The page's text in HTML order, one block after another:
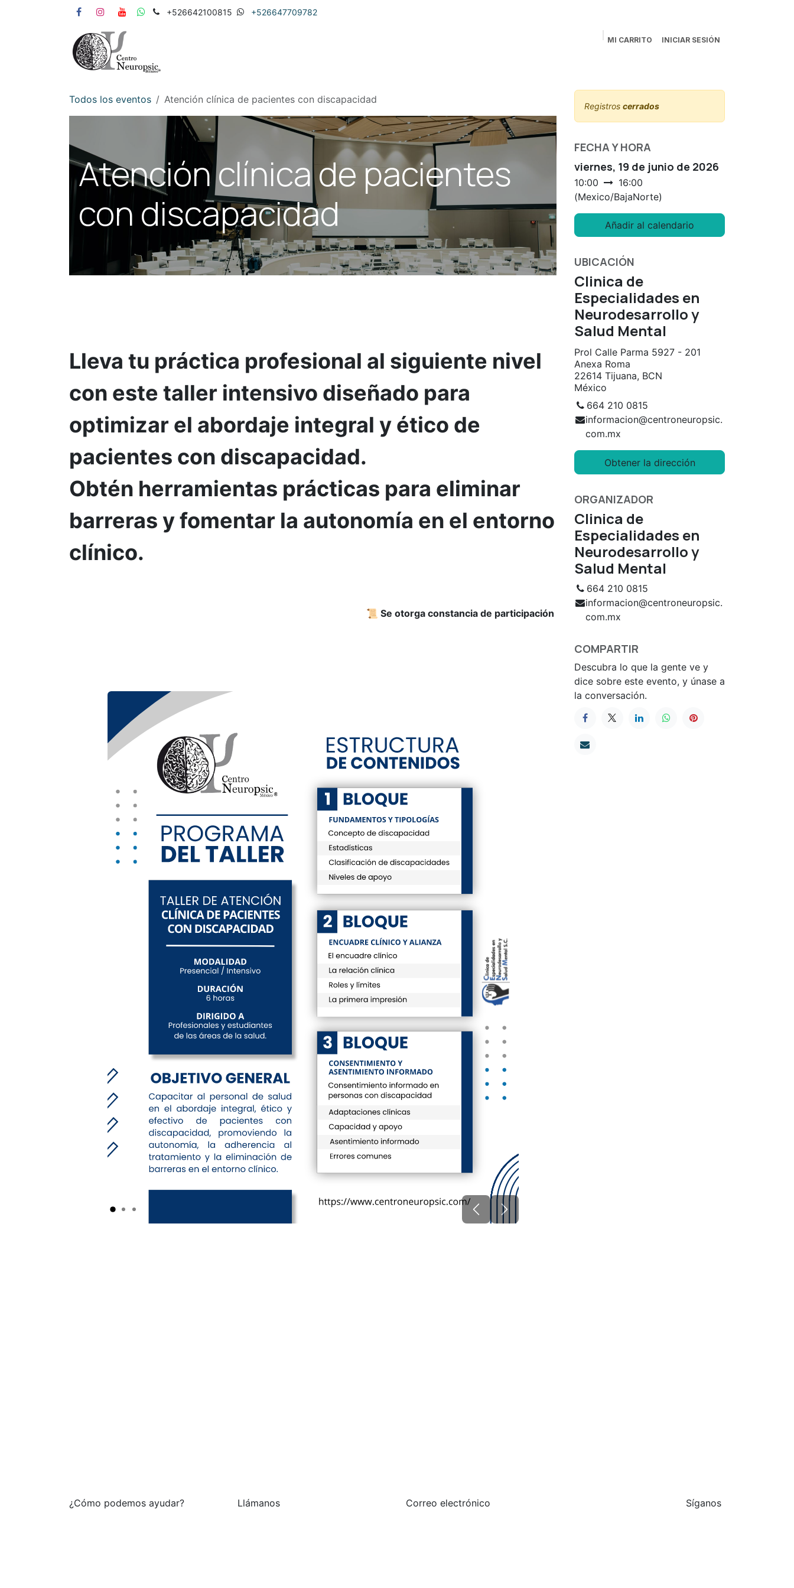
+526642100815 +526647709782
MI CARRITO INICIAR SESIÓN
Todos los eventos Atención clínica de pacientes con discapacidad
Atención clínica de pacientes
con discapacidad
Lleva tu práctica profesional al siguiente nivel
con este taller intensivo diseñado para
optimizar el abordaje integral y ético de
pacientes con discapacidad.
Obtén herramientas prácticas para eliminar
barreras y fomentar la autonomía en el entorno
clínico.
📜 Se otorga constancia de participación
AnteriorSiguiente
Registros cerrados
FECHA Y HORA
viernes, 19 de junio de 2026
10:00
16:00
(Mexico/BajaNorte)
Añadir al calendario
UBICACIÓN
Clinica de
Especialidades en
Neurodesarrollo y
Salud Mental
Prol Calle Parma 5927 - 201
Anexa Roma
22614 Tijuana, BCN
México
664 210 0815
informacion@centroneuropsic.
com.mx
Obtener la dirección
ORGANIZADOR
Clinica de
Especialidades en
Neurodesarrollo y
Salud Mental
664 210 0815
informacion@centroneuropsic.
com.mx
COMPARTIR
Descubra lo que la gente ve y
dice sobre este evento, y únase a
la conversación.
¿Cómo podemos ayudar? Llámanos Correo electrónico Síganos